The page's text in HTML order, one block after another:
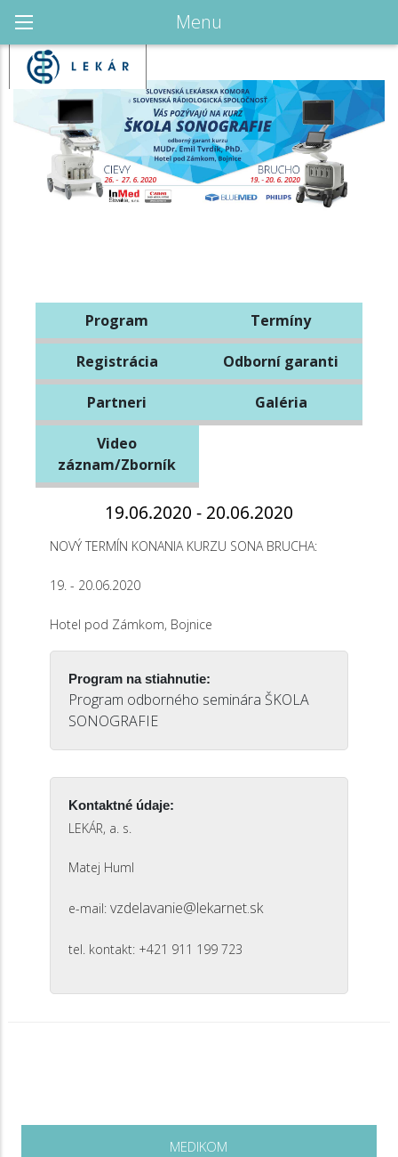
Menu
Program Termíny
Registrácia Odborní garanti
Partneri Galéria
Video
záznam/Zborník
19.06.2020 - 20.06.2020
NOVÝ TERMÍN KONANIA KURZU SONA BRUCHA:
19. - 20.06.2020
Hotel pod Zámkom, Bojnice
Program na stiahnutie:
Program odborného seminára ŠKOLA
SONOGRAFIE
Kontaktné údaje:
LEKÁR, a. s.
Matej Huml
e-mail: vzdelavanie@lekarnet.sk
tel. kontakt: +421 911 199 723
MEDIKOM